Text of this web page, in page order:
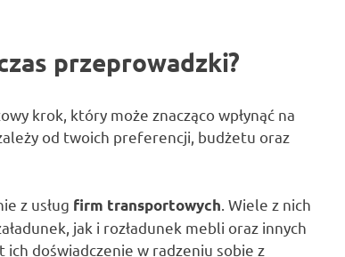
przeprowadzki?
krok, który może znacząco wpłynąć na
od twoich preferencji, budżetu oraz
z usług firm transportowych . Wiele z nich
jak i rozładunek mebli oraz innych
doświadczenie w radzeniu sobie z